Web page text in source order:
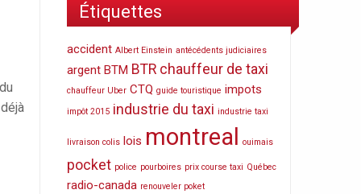
Étiquettes
accident Albert Einstein antécédents judiciaires
argent BTM BTR chauffeur de taxi
chauffeur Uber CTQ guide touristique impots
impôt 2015 industrie du taxi industrie taxi
livraison colis lois montreal ouimais
pocket police pourboires prix course taxi Québec
radio-canada renouveler poket